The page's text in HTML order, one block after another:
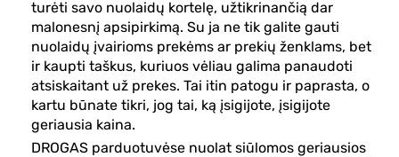
turėti savo nuolaidų kortelę, užtikrinančią dar
malonesnį apsipirkimą. Su ja ne tik galite gauti
nuolaidų įvairioms prekėms ar prekių ženklams, bet
ir kaupti taškus, kuriuos vėliau galima panaudoti
atsiskaitant už prekes. Tai itin patogu ir paprasta, o
kartu būnate tikri, jog tai, ką įsigijote, įsigijote
geriausia kaina.
DROGAS parduotuvėse nuolat siūlomos geriausios